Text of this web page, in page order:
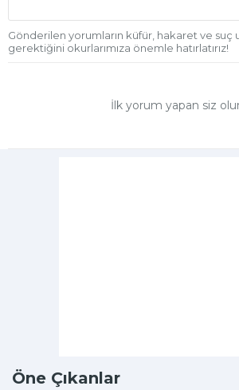
Gönderilen yorumların küfür, hakaret ve suç
gerektiğini okurlarımıza önemle hatırlatırız!
İlk yorum yapan siz
Öne Çıkanlar